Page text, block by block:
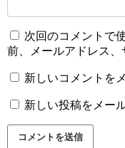
次回のコメントで
前、メールアドレス、
新しいコメントを
新しい投稿をメー